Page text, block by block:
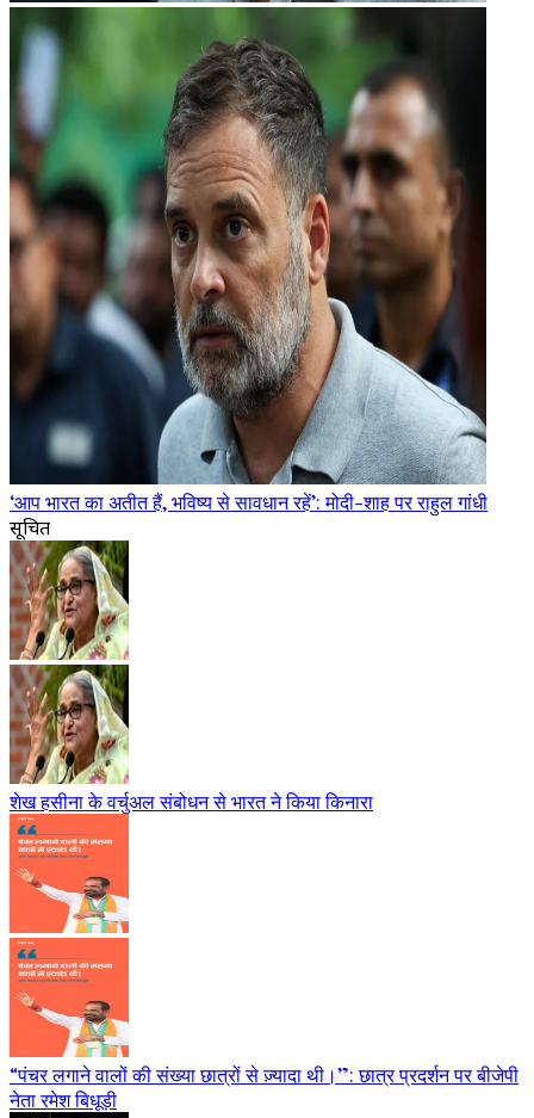
‘आप भारत का अतीत हैं, भविष्य से सावधान रहें’: मोदी-शाह पर राहुल गांधी
सूचित
शेख हसीना के वर्चुअल संबोधन से भारत ने किया किनारा
“पंचर लगाने वालों की संख्या छात्रों से ज़्यादा थी।”: छात्र प्रदर्शन पर बीजेपी
नेता रमेश बिधूड़ी